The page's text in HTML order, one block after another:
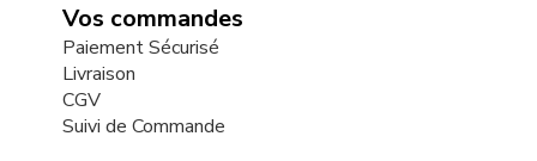
Vos commandes
Paiement Sécurisé
Livraison
CGV
Suivi de Commande